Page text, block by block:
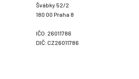
Švábky 52/2
180 00 Praha 8
IČO: 26011786
DIČ: CZ26011786